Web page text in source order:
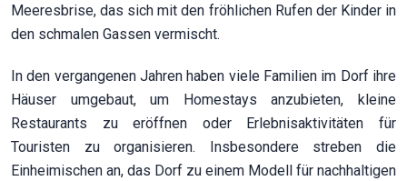
Meeresbrise, das sich mit den fröhlichen Rufen der Kinder in
den schmalen Gassen vermischt.
In den vergangenen Jahren haben viele Familien im Dorf ihre
Häuser umgebaut, um Homestays anzubieten, kleine
Restaurants zu eröffnen oder Erlebnisaktivitäten für
Touristen zu organisieren. Insbesondere streben die
Einheimischen an, das Dorf zu einem Modell für nachhaltigen